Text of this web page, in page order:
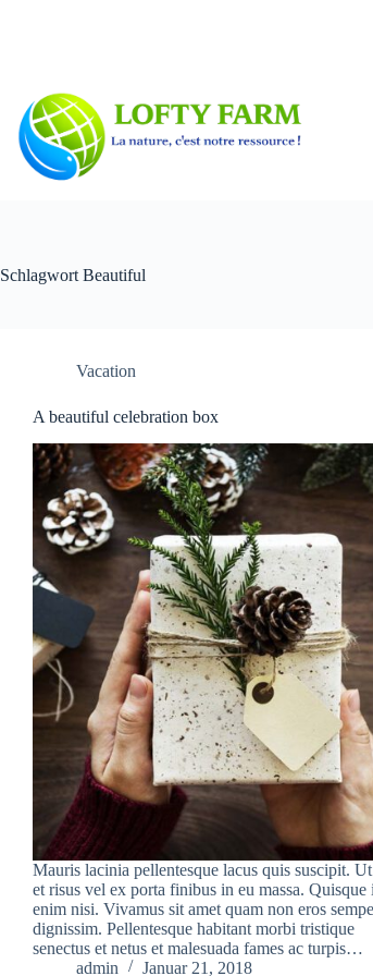
Schlagwort Beautiful
Vacation
A beautiful celebration box
Mauris lacinia pellentesque lacus quis suscipit. Ut
et risus vel ex porta finibus in eu massa. Quisque
enim nisi. Vivamus sit amet quam non eros
dignissim. Pellentesque habitant morbi tristique
senectus et netus et malesuada fames ac turpis…
admin
Januar 21, 2018